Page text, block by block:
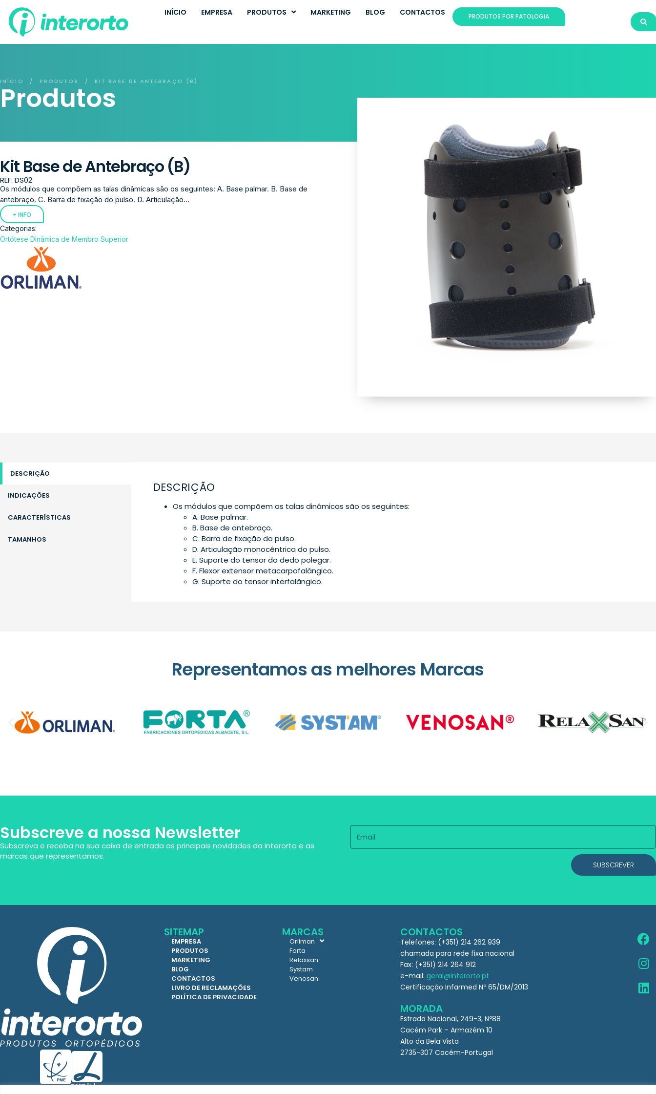
INÍCIO EMPRESA PRODUTOS MARKETING BLOG CONTACTOS PRODUTOS POR PATOLOGIA
INÍCIO / PRODUTOS / KIT BASE DE ANTEBRAÇO (B)
Produtos
Kit Base de Antebraço (B)
REF: DS02
Os módulos que compõem as talas dinâmicas são os seguintes: A. Base palmar. B. Base de
antebraço. C. Barra de fixação do pulso. D. Articulação...
+ INFO
Categorias:
Ortótese Dinâmica de Membro Superior
DESCRIÇÃO
INDICAÇÕES
CARACTERÍSTICAS
TAMANHOS
DESCRIÇÃO
Os módulos que compõem as talas dinâmicas são os seguintes:
A. Base palmar.
B. Base de antebraço.
C. Barra de fixação do pulso.
D. Articulação monocêntrica do pulso.
E. Suporte do tensor do dedo polegar.
F. Flexor extensor metacarpofalângico.
G. Suporte do tensor interfalângico.
Representamos as melhores Marcas
Subscreve a nossa Newsletter
Subscreva e receba na sua caixa de entrada as principais novidades da Interorto e as
marcas que representamos.
SUBSCREVER
SITEMAP
EMPRESA
PRODUTOS
MARKETING
BLOG
CONTACTOS
LIVRO DE RECLAMAÇÕES
POLÍTICA DE PRIVACIDADE
MARCAS
Orliman
Forta
Relaxsan
Systam
Venosan
CONTACTOS
Telefones: (+351) 214 262 939
chamada para rede fixa nacional
Fax: (+351) 214 264 912
e-mail: geral@interorto.pt
Certificação Infarmed Nº 65/DM/2013
MORADA
Estrada Nacional, 249-3, Nº88
Cacém Park – Armazém 10
Alto da Bela Vista
2735-307 Cacém-Portugal